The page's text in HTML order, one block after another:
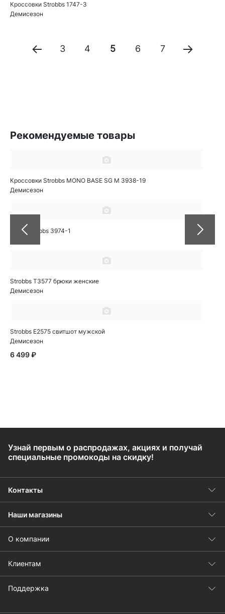
Кроссовки Strobbs 1747-3
Демисезон
3 4 5 6 7
Рекомендуемые товары
Кроссовки Strobbs MONO BASE SG M 3938-19
Демисезон
Кеды Strobbs 3974-1
Strobbs T3577 брюки женские
Демисезон
Strobbs E2575 свитшот мужской
Демисезон
6 499 ₽
Узнай первым о распродажах, акциях и получай
специальные промокоды на скидку!
Контакты
Наши магазины
О компании
Клиентам
Поддержка